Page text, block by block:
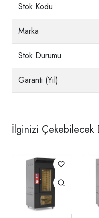
Stok Kodu
Marka
Stok Durumu
Garanti (Yıl)
İlginizi Çekebilecek